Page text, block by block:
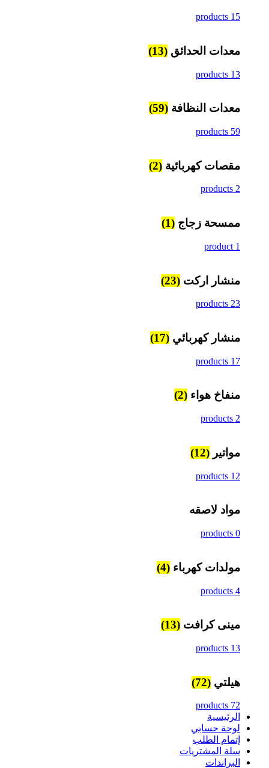
15 products
معدات الحدائق (13)
13 products
معدات النظافة (59)
59 products
مقصات كهربائية (2)
2 products
ممسحة زجاج (1)
1 product
منشار اركت (23)
23 products
منشار كهربائي (17)
17 products
منفاخ هواء (2)
2 products
مواتير (12)
12 products
مواد لاصقه
0 products
مولدات كهرباء (4)
4 products
مينى كرافت (13)
13 products
هيلتي (72)
72 products
الرئيسية
لوحة حسابي
إتمام الطلب
سلة المشتريات
البراندات